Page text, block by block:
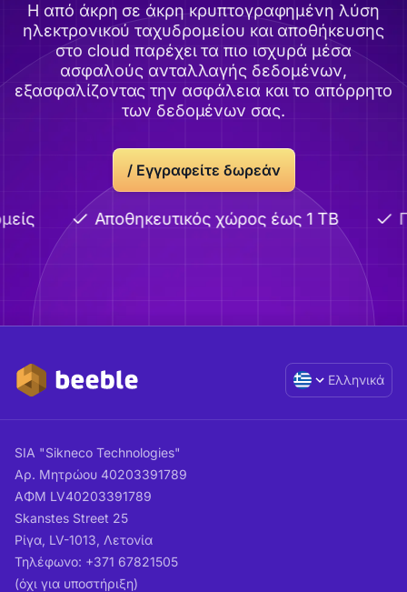
Η από άκρη σε άκρη κρυπτογραφημένη λύση
ηλεκτρονικού ταχυδρομείου και αποθήκευσης
στο cloud παρέχει τα πιο ισχυρά μέσα
ασφαλούς ανταλλαγής δεδομένων,
εξασφαλίζοντας την ασφάλεια και το απόρρητο
των δεδομένων σας.
/ Εγγραφείτε δωρεάν
Αποθηκευτικός χώρος έως 1 TB
Ελληνικά
SIA "Sikneco Technologies"
Αρ. Μητρώου 40203391789
ΑΦΜ LV40203391789
Skanstes Street 25
Ρίγα, LV-1013, Λετονία
Τηλέφωνο: +371 67821505
(όχι για υποστήριξη)